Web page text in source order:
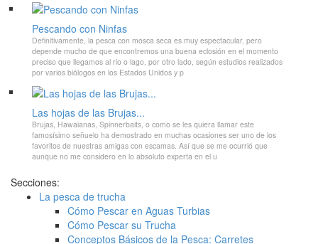
Pescando con Ninfas
Definitivamente, la pesca con mosca seca es muy espectacular, pero
depende mucho de que encontremos una buena eclosión en el momento
preciso que llegamos al rio o lago, por otro lado, según estudios realizados
por varios biólogos en los Estados Unidos y p
Las hojas de las Brujas...
Brujas, Hawaianas, Spinnerbaits, o como se les quiera llamar este
famosísimo señuelo ha demostrado en muchas ocasiones ser uno de los
favoritos de nuestras amigas con escamas. Así que se me ocurrió que
aunque no me considero en lo absoluto experta en el u
Secciones:
La pesca de trucha
Cómo Pescar en Aguas Turbias
Cómo Pescar su Trucha
Conceptos Básicos de la Pesca: Carretes